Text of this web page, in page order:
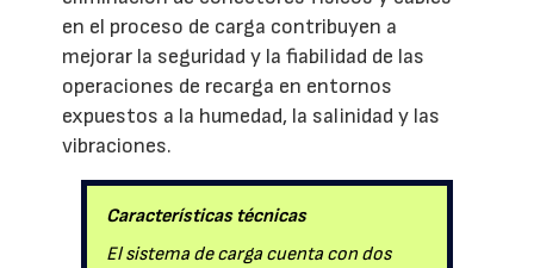
en el proceso de carga contribuyen a
mejorar la seguridad y la fiabilidad de las
operaciones de recarga en entornos
expuestos a la humedad, la salinidad y las
vibraciones.
Características técnicas
El sistema de carga cuenta con dos